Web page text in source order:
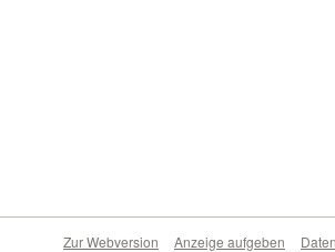
Zur Webversion Anzeige aufgeben